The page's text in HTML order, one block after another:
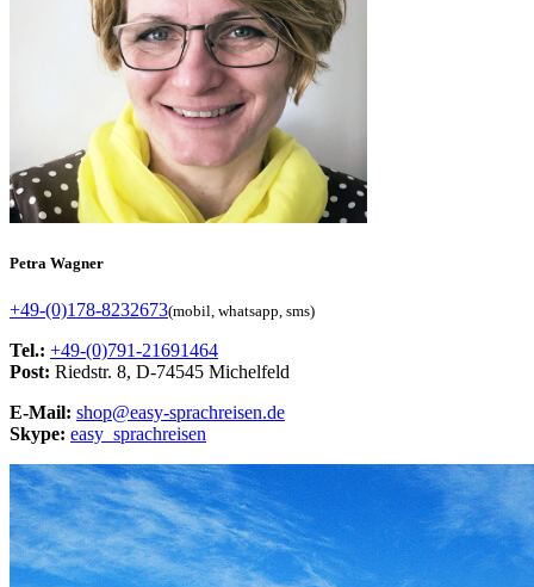
Petra Wagner
+49-(0)178-8232673(mobil, whatsapp, sms)
Tel.: +49-(0)791-21691464
Post: Riedstr. 8, D-74545 Michelfeld
E-Mail: shop@easy-sprachreisen.de
Skype: easy_sprachreisen